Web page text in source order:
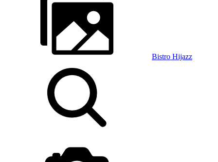
Bistro Hijazz